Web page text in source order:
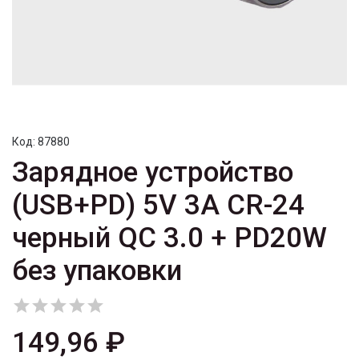
Код: 87880
Зарядное устройство
(USB+PD) 5V 3A CR-24
черный QC 3.0 + PD20W
без упаковки

149,96 ₽